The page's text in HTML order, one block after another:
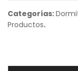
Categorías:
Productos.